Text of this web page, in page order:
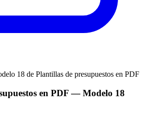
en PDF— Modelo 18